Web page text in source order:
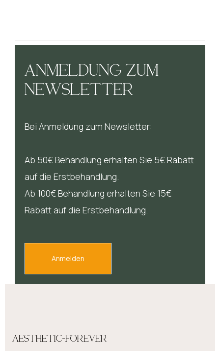
ANMELDUNG ZUM
NEWSLETTER
Bei Anmeldung zum Newsletter:
Ab 50€ Behandlung erhalten Sie 5€ Rabatt
auf die Erstbehandlung.
Ab 100€ Behandlung erhalten Sie 15€
Rabatt auf die Erstbehandlung.
Anmelden
AESTHETIC-FOREVER